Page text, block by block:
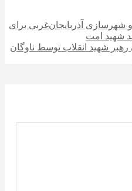
و شهرسازی آذربایجان‌غربی برای
شهید امت
شهید انقلاب توسط ناوگان